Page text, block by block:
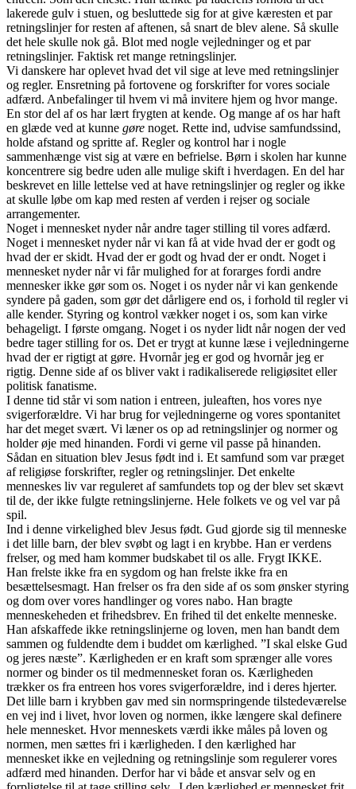
lakerede gulv i stuen, og besluttede sig for at give kæresten et par
retningslinjer for resten af aftenen, så snart de blev alene. Så skulle
det hele skulle nok gå. Blot med nogle vejledninger og et par
retningslinjer. Faktisk ret mange retningslinjer.
Vi danskere har oplevet hvad det vil sige at leve med retningslinjer
og regler. Ensretning på fortovene og forskrifter for vores sociale
adfærd. Anbefalinger til hvem vi må invitere hjem og hvor mange.
En stor del af os har lært frygten at kende. Og mange af os har haft
en glæde ved at kunne gøre noget. Rette ind, udvise samfundssind,
holde afstand og spritte af. Regler og kontrol har i nogle
sammenhænge vist sig at være en befrielse. Børn i skolen har kunne
koncentrere sig bedre uden alle mulige skift i hverdagen. En del har
beskrevet en lille lettelse ved at have retningslinjer og regler og ikke
at skulle løbe om kap med resten af verden i rejser og sociale
arrangementer.
Noget i mennesket nyder når andre tager stilling til vores adfærd.
Noget i mennesket nyder når vi kan få at vide hvad der er godt og
hvad der er skidt. Hvad der er godt og hvad der er ondt. Noget i
mennesket nyder når vi får mulighed for at forarges fordi andre
mennesker ikke gør som os. Noget i os nyder når vi kan genkende
syndere på gaden, som gør det dårligere end os, i forhold til regler vi
alle kender. Styring og kontrol vækker noget i os, som kan virke
behageligt. I første omgang. Noget i os nyder lidt når nogen der ved
bedre tager stilling for os. Det er trygt at kunne læse i vejledningerne
hvad der er rigtigt at gøre. Hvornår jeg er god og hvornår jeg er
rigtig. Denne side af os bliver vakt i radikaliserede religiøsitet eller
politisk fanatisme.
I denne tid står vi som nation i entreen, juleaften, hos vores nye
svigerforældre. Vi har brug for vejledningerne og vores spontanitet
har det meget svært. Vi læner os op ad retningslinjer og normer og
holder øje med hinanden. Fordi vi gerne vil passe på hinanden.
Sådan en situation blev Jesus født ind i. Et samfund som var præget
af religiøse forskrifter, regler og retningslinjer. Det enkelte
menneskes liv var reguleret af samfundets top og der blev set skævt
til de, der ikke fulgte retningslinjerne. Hele folkets ve og vel var på
spil.
Ind i denne virkelighed blev Jesus født. Gud gjorde sig til menneske
i det lille barn, der blev svøbt og lagt i en krybbe. Han er verdens
frelser, og med ham kommer budskabet til os alle. Frygt IKKE.
Han frelste ikke fra en sygdom og han frelste ikke fra en
besættelsesmagt. Han frelser os fra den side af os som ønsker styring
og dom over vores handlinger og vores nabo. Han bragte
menneskeheden et frihedsbrev. En frihed til det enkelte menneske.
Han afskaffede ikke retningslinjerne og loven, men han bandt dem
sammen og fuldendte dem i buddet om kærlighed. ”I skal elske Gud
og jeres næste”. Kærligheden er en kraft som sprænger alle vores
normer og binder os til medmennesket foran os. Kærligheden
trækker os fra entreen hos vores svigerforældre, ind i deres hjerter.
Det lille barn i krybben gav med sin normspringende tilstedeværelse
en vej ind i livet, hvor loven og normen, ikke længere skal definere
hele mennesket. Hvor menneskets værdi ikke måles på loven og
normen, men sættes fri i kærligheden. I den kærlighed har
mennesket ikke en vejledning og retningslinje som regulerer vores
adfærd med hinanden. Derfor har vi både et ansvar selv og en